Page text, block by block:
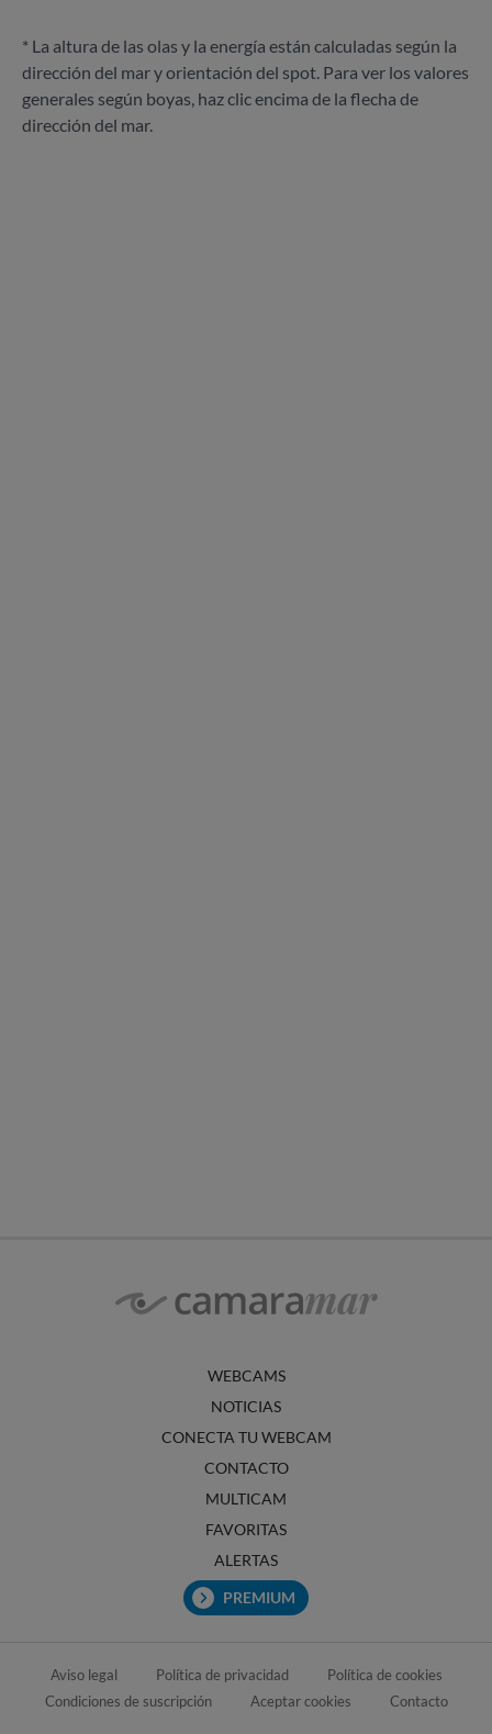
* La altura de las olas y la energía están calculadas según la
dirección del mar y orientación del spot. Para ver los valores
generales según boyas, haz clic encima de la flecha de
dirección del mar.
WEBCAMS
NOTICIAS
CONECTA TU WEBCAM
CONTACTO
MULTICAM
FAVORITAS
ALERTAS
PREMIUM
Aviso legal Política de privacidad
Política de cookies
Condiciones de suscripción
Aceptar cookies Contacto